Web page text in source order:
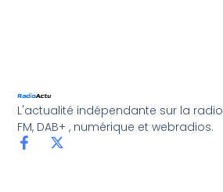
L'actualité indépendante sur la radio
FM, DAB+ , numérique et webradios.